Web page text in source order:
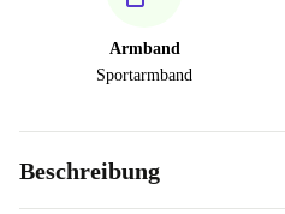
Armband
Sportarmband
Beschreibung